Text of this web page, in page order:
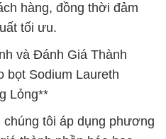
hàng, đồng thời đảm
tối ưu.
và Đánh Giá Thành
bọt Sodium Laureth
Lỏng**
tôi áp dụng phương